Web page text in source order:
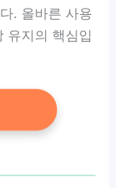
. 올바른 사용
유지의 핵심입